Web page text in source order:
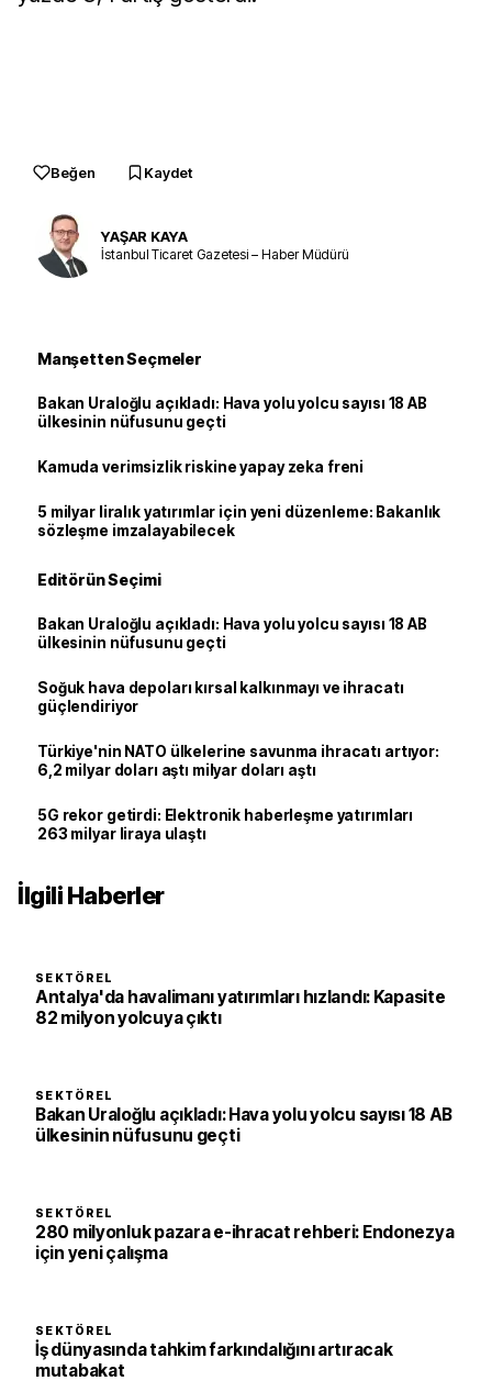
Beğen Kaydet
YAŞAR KAYA
İstanbul Ticaret Gazetesi – Haber Müdürü
Manşetten Seçmeler
Bakan Uraloğlu açıkladı: Hava yolu yolcu sayısı 18 AB
ülkesinin nüfusunu geçti
Kamuda verimsizlik riskine yapay zeka freni
5 milyar liralık yatırımlar için yeni düzenleme: Bakanlık
sözleşme imzalayabilecek
Editörün Seçimi
Bakan Uraloğlu açıkladı: Hava yolu yolcu sayısı 18 AB
ülkesinin nüfusunu geçti
Soğuk hava depoları kırsal kalkınmayı ve ihracatı
güçlendiriyor
Türkiye'nin NATO ülkelerine savunma ihracatı artıyor:
6,2 milyar doları aştı milyar doları aştı
5G rekor getirdi: Elektronik haberleşme yatırımları
263 milyar liraya ulaştı
İlgili Haberler
SEKTÖREL
Antalya'da havalimanı yatırımları hızlandı: Kapasite
82 milyon yolcuya çıktı
SEKTÖREL
Bakan Uraloğlu açıkladı: Hava yolu yolcu sayısı 18 AB
ülkesinin nüfusunu geçti
SEKTÖREL
280 milyonluk pazara e-ihracat rehberi: Endonezya
için yeni çalışma
SEKTÖREL
İş dünyasında tahkim farkındalığını artıracak
mutabakat